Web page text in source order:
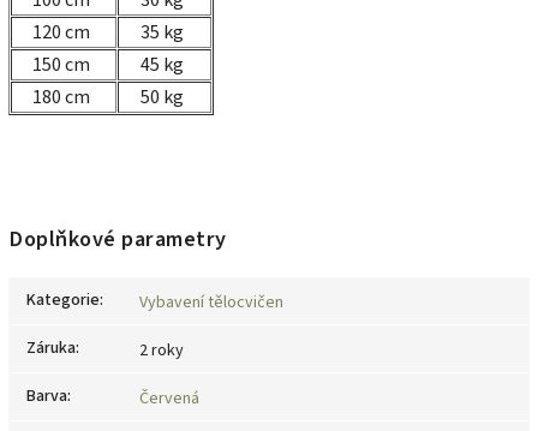
120 cm
35 kg
150 cm
45 kg
180 cm
50 kg
Doplňkové parametry
Kategorie:
Vybavení tělocvičen
Záruka:
2 roky
Barva:
Červená